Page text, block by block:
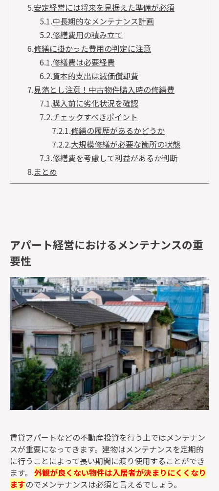
5.安定経営には将来を見据えた準備が必須
5.1.中長期的なメンテナンス計画
5.2.修繕費用の積み立て
6.修繕に掛かった費用の判定に注意
6.1.修繕費は必要経費
6.2.資本的支出は減価償却費
7.見落とし注意！中古物件購入時の修繕費
7.1.購入前に劣化状況を確認
7.2.チェックすべきポイント
7.2.1.修繕の履歴があるかどうか
7.2.2.大規模修繕が必要な箇所の状態
7.3.修繕費を考慮して利益があるか判断
8.まとめ
アパート経営におけるメンテナンスの重
要性
賃貸アパートなどの不動産投資を行う上ではメンテナン
スが重要になってきます。建物はメンテナンスを定期的
に行うことによって長い期間に渡り使用することができ
ます。 外観が良くない物件は入居者が決まりにくくなり
ますのでメンテナンスは必須と言えるでしょう。